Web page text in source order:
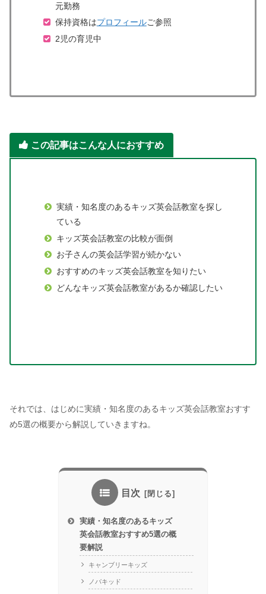
元勤務
保持資格はプロフィールご参照
2児の育児中
この記事はこんな人におすすめ
実績・知名度のあるキッズ英会話教室を探し
ている
キッズ英会話教室の比較が面倒
お子さんの英会話学習が続かない
おすすめのキッズ英会話教室を知りたい
どんなキッズ英会話教室があるか確認したい
それでは、はじめに実績・知名度のあるキッズ英会話教室おすす
め5選の概要から解説していきますね。
目次
実績・知名度のあるキッズ
英会話教室おすすめ5選の概
要解説
キャンブリーキッズ
ノバキッド